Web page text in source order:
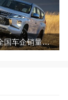
2022年2月全国车企销量排行榜完整版